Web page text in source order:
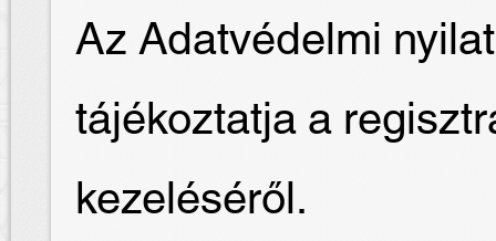
Az Adatvédelmi
tájékoztatja a
kezeléséről.